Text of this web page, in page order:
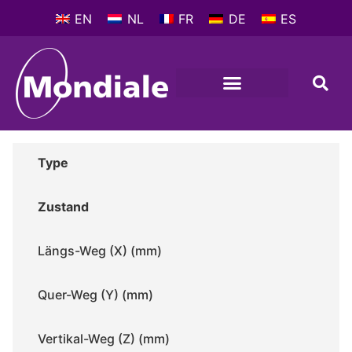
EN NL FR DE ES
Type
Zustand
Längs-Weg (X) (mm)
Quer-Weg (Y) (mm)
Vertikal-Weg (Z) (mm)